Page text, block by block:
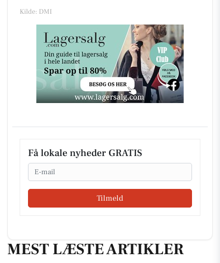
Kilde: DMI
Få lokale nyheder GRATIS
Email
Tilmeld
MEST LÆSTE ARTIKLER